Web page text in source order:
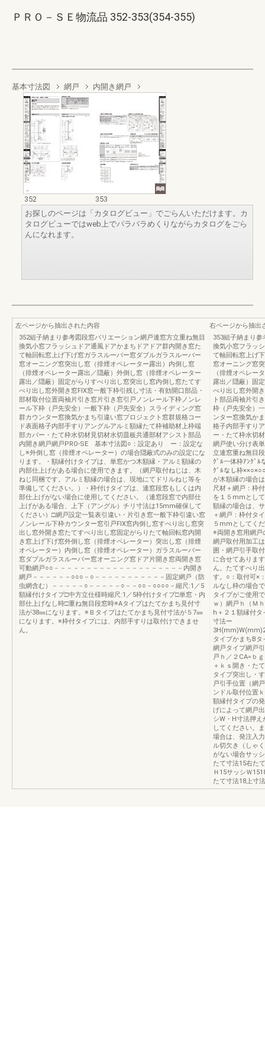
ＰＲＯ－ＳＥ物流品 352-353(354-355)
基本寸法図 網戸 内開き網戸
352
353
お探しのページは「カタログビュー」でごらんいただけます。カ
タログビューではweb上でパラパラめくりながらカタログをごら
んになれます。
左ページから抽出された内容
352組子納まり参考図段窓バリエーション網戸連窓方立重ね無目
換気小窓フラッシュドア通風ドアかまちドアドア群内開き窓た
て軸回転窓上げ下げ窓ガラスルーバー窓ダブルガラスルーバー
窓オーニング窓突出し窓（排煙オペレーター露出）内倒し窓
（排煙オペレーター露出／隠蔽）外倒し窓（排煙オペレーター
露出／隠蔽）固定がらりすべり出し窓突出し窓内倒し窓たてす
べり出し窓外開き窓FIX窓一般下枠引残し寸法・有効開口部品・
部材取付位置両袖片引き窓片引き窓引戸ノンレール下枠ノンレ
ール下枠（戸先安全）一般下枠（戸先安全）スライディング窓
群カウンター窓換気かまち引違い窓プロジェクト窓群規格コー
ド表面格子内部手すりアングルアルミ額縁たて枠補助材上枠端
部カバー・たて枠水切材見切材水切皿板共通部材アシスト部品
内開き網戸網戸PRO-SE 基本寸法図○：設定あり ー：設定な
し※外倒し窓（排煙オペレーター）の場合隠蔽式のみの設定にな
ります。・額縁付けタイプは、単窓かつ木額縁・アルミ額縁の
内部仕上げがある場合に使用できます。（網戸取付ねじは、木
ねじ同梱です。アルミ額縁の場合は、現地にてドリルねじ等を
準備してください。）・枠付けタイプは、連窓段窓もしくは内
部仕上げがない場合に使用してください。（連窓段窓で内部仕
上げがある場合、上下（アングル）チリ寸法は15mm確保して
ください）□網戸設定一覧表引違い・片引き窓一般下枠引違い窓
ノンレール下枠カウンター窓引戸FIX窓内倒し窓すべり出し窓突
出し窓外開き窓たてすべり出し窓固定がらりたて軸回転窓内開
き窓上げ下げ窓外倒し窓（排煙オペレーター）突出し窓（排煙
オペレーター）内倒し窓（排煙オペレーター）ガラスルーバー
窓ダブルガラスルーバー窓オーニング窓ドア片開き窓両開き窓
可動網戸○○－－－－－－－－－－－－－－－－－－－－内開き
網戸－－－－－－○○○－○－－－－－－－－－－－固定網戸（防
虫網含む）－－－－－○－－－－－○－－○○－○○○○－縮尺:1／5
額縁付けタイプ□中方立仕様時縮尺:1／5枠付けタイプ□単窓・内
部仕上げなし時□重ね無目段窓時※Aタイプはたてかまち見付寸
法が38㎜になります。※Ｂタイプはたてかまち見付寸法が５7㎜
になります。※枠付タイプには、内部手すりは取付けできませ
ん。
右ページから抽出
353組子納まり
換気小窓フラッ
て軸回転窓上げ
窓オーニング窓
（排煙オペレー
露出／隠蔽）固
べり出し窓外開
ト部品両袖片引
枠（戸先安全）
ンター窓換気か
格子内部手すり
ー・たて枠水切
網戸使い分け表
立連窓重ね無目
ｸﾞﾙ一体枠ｱﾝｸﾞﾙ
ｸﾞﾙなし枠
が木額縁の場合
尺材＋網戸：枠
を１５mmとし
額縁の場合は、
＋網戸：枠付タ
５mmとしてく
※両開き窓用網戸
網戸取付用加工
囲・網戸引手取
に合せてありま
ん。たてすべり
す。○：取付可×
ルなし枠の場合
タイプがご使用
ｗ）網戸ｈ（Ｍ
h＋２１額縁付
寸法ー
タイプかまちB
網戸タイプ網戸
戸ｈ／２CA=ｂ
＋ｋｓ開き・た
タイプ突出し・
戸引手位置（網
ンドル取付位置
額縁付タイプの
げによって網戸
シW・H寸法押
してください。
場合は、発注入
ル切欠き（しゃ
がない場合サッ
たて寸法15右た
Ｈ15サッシＷ
たて寸法18上寸